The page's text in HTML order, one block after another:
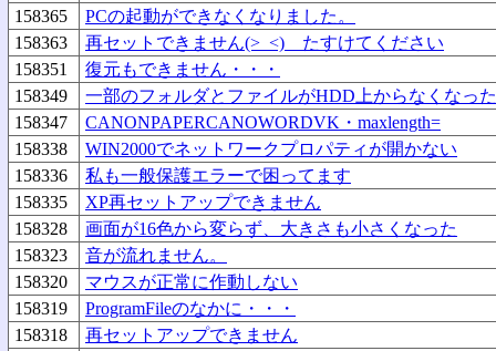
158365
PCの起動ができなくなりました。
158363
再セットできません(>_<) たすけてください
158351
復元もできません・・・
158349
一部のフォルダとファイルがHDD上からなくなっ
158347
CANONPAPERCANOWORDVK・maxlength=
158338
WIN2000でネットワークプロパティが開かない
158336
私も一般保護エラーで困ってます
158335
XP再セットアップできません
158328
画面が16色から変らず、大きさも小さくなった
158323
音が流れません。
158320
マウスが正常に作動しない
158319
ProgramFileのなかに・・・
158318
再セットアップできません